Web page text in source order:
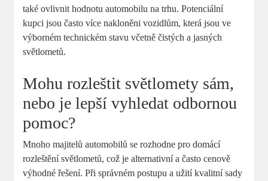
také ovlivnit hodnotu automobilu na trhu. Potenciální
kupci jsou často více nakloněni vozidlům, která jsou ve
výborném technickém stavu včetně ‌čistých a jasných
světlometů.
Mohu rozleštit světlomety sám,
nebo je lepší vyhledat odbornou
pomoc?
Mnoho majitelů automobilů‌ se rozhodne pro domácí
rozleštění​ světlometů, což je alternativní a často cenově
výhodné řešení. Při správném postupu a užití kvalitní sady